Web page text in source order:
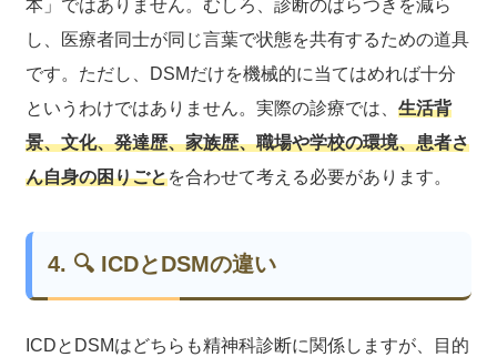
本」ではありません。むしろ、診断のばらつきを減ら
し、医療者同士が同じ言葉で状態を共有するための道具
です。ただし、DSMだけを機械的に当てはめれば十分
というわけではありません。実際の診療では、生活背
景、文化、発達歴、家族歴、職場や学校の環境、患者さ
ん自身の困りごとを合わせて考える必要があります。
4. 🔍 ICDとDSMの違い
ICDとDSMはどちらも精神科診断に関係しますが、目的